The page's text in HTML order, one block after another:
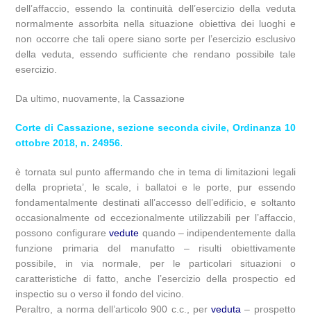
dell’affaccio, essendo la continuità dell’esercizio della veduta
normalmente assorbita nella situazione obiettiva dei luoghi e
non occorre che tali opere siano sorte per l’esercizio esclusivo
della veduta, essendo sufficiente che rendano possibile tale
esercizio.
Da ultimo, nuovamente, la Cassazione
Corte di Cassazione, sezione seconda civile, Ordinanza 10
ottobre 2018, n. 24956.
è tornata sul punto affermando che in tema di limitazioni legali
della proprieta’, le scale, i ballatoi e le porte, pur essendo
fondamentalmente destinati all’accesso dell’edificio, e soltanto
occasionalmente od eccezionalmente utilizzabili per l’affaccio,
possono configurarevedute quando – indipendentemente dalla
funzione primaria del manufatto – risulti obiettivamente
possibile, in via normale, per le particolari situazioni o
caratteristiche di fatto, anche l’esercizio della prospectio ed
inspectio su o verso il fondo del vicino.
Peraltro, a norma dell’articolo 900 c.c., perveduta – prospetto